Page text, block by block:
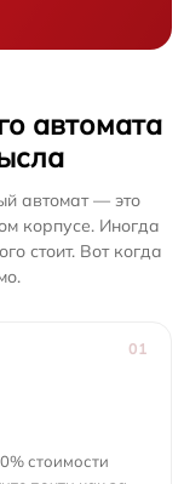
автомата
автомат — это
корпусе. Иногда
стоит. Вот когда
01
стоимости